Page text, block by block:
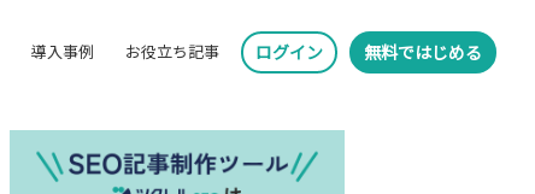
導入事例 お役立ち記事 ログイン 無料ではじめる